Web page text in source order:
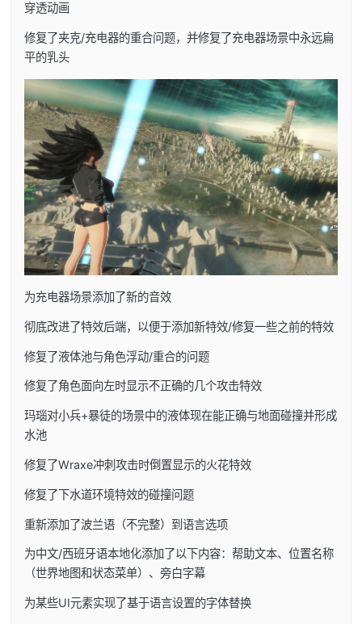
穿透动画
修复了夹克/充电器的重合问题，并修复了充电器场景中永远扁
平的乳头
为充电器场景添加了新的音效
彻底改进了特效后端，以便于添加新特效/修复一些之前的特效
修复了液体池与角色浮动/重合的问题
修复了角色面向左时显示不正确的几个攻击特效
玛瑙对小兵+暴徒的场景中的液体现在能正确与地面碰撞并形成
水池
修复了Wraxe冲刺攻击时倒置显示的火花特效
修复了下水道环境特效的碰撞问题
重新添加了波兰语（不完整）到语言选项
为中文/西班牙语本地化添加了以下内容：帮助文本、位置名称
（世界地图和状态菜单）、旁白字幕
为某些UI元素实现了基于语言设置的字体替换